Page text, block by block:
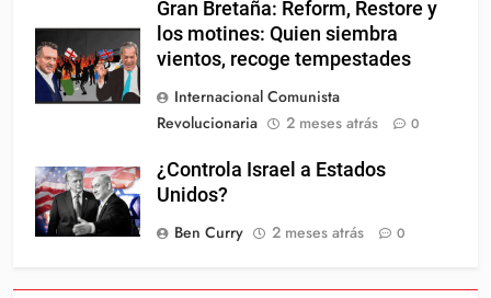
Gran Bretaña: Reform, Restore y
los motines: Quien siembra
vientos, recoge tempestades
Internacional Comunista
Revolucionaria
2 meses atrás 0
¿Controla Israel a Estados
Unidos?
Ben Curry
2 meses atrás 0